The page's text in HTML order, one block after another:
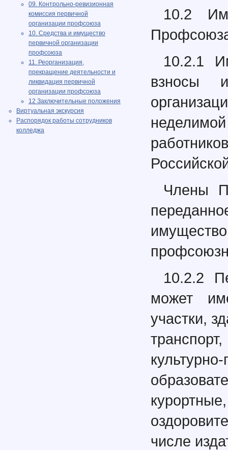
09. Контрольно-ревизионная
комиссия первичной
организации профсоюза
10. Средства и имущество
первичной организации
профсоюза
11. Реорганизация,
прекращение деятельности и
ликвидация первичной
организации профсоюза
12 Заключительные положения
Виртуальная экскурсия
Распорядок работы сотрудников
колледжа
10.2
10.2.1
взносы
Члены
10.2.2
может
участки,
числе